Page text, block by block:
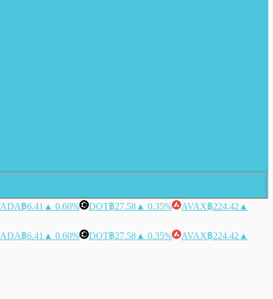
ADA฿6.41 ▲ 0.60% DOT฿27.58 ▲ 0.35% AVAX฿224.42 ▲
ADA฿6.41 ▲ 0.60% DOT฿27.58 ▲ 0.35% AVAX฿224.42 ▲